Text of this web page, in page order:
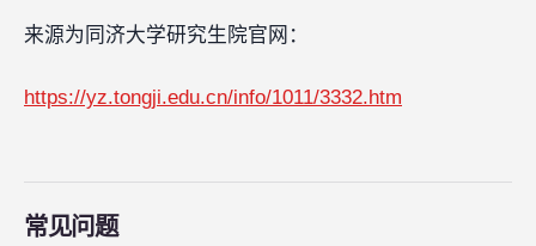
来源为同济大学研究生院官网：
https://yz.tongji.edu.cn/info/1011/3332.htm
常见问题